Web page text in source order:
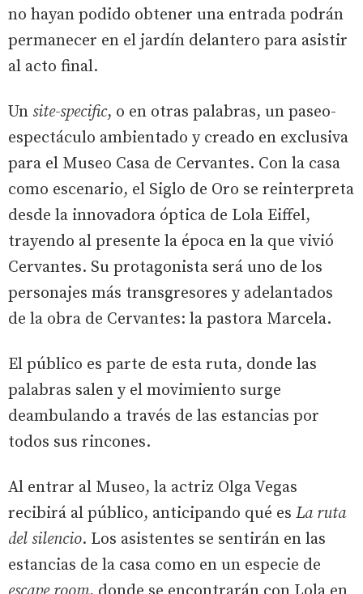
no hayan podido obtener una entrada podrán
permanecer en el jardín delantero para asistir
al acto final.
Un site-specific, o en otras palabras, un paseo-
espectáculo ambientado y creado en exclusiva
para el Museo Casa de Cervantes. Con la casa
como escenario, el Siglo de Oro se reinterpreta
desde la innovadora óptica de Lola Eiffel,
trayendo al presente la época en la que vivió
Cervantes. Su protagonista será uno de los
personajes más transgresores y adelantados
de la obra de Cervantes: la pastora Marcela.
El público es parte de esta ruta, donde las
palabras salen y el movimiento surge
deambulando a través de las estancias por
todos sus rincones.
Al entrar al Museo, la actriz Olga Vegas
recibirá al público, anticipando qué es La ruta
del silencio. Los asistentes se sentirán en las
estancias de la casa como en un especie de